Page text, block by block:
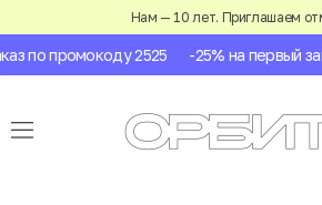
Нам — 10 лет. Приглашаем
по промокоду 2525 -25% на первый